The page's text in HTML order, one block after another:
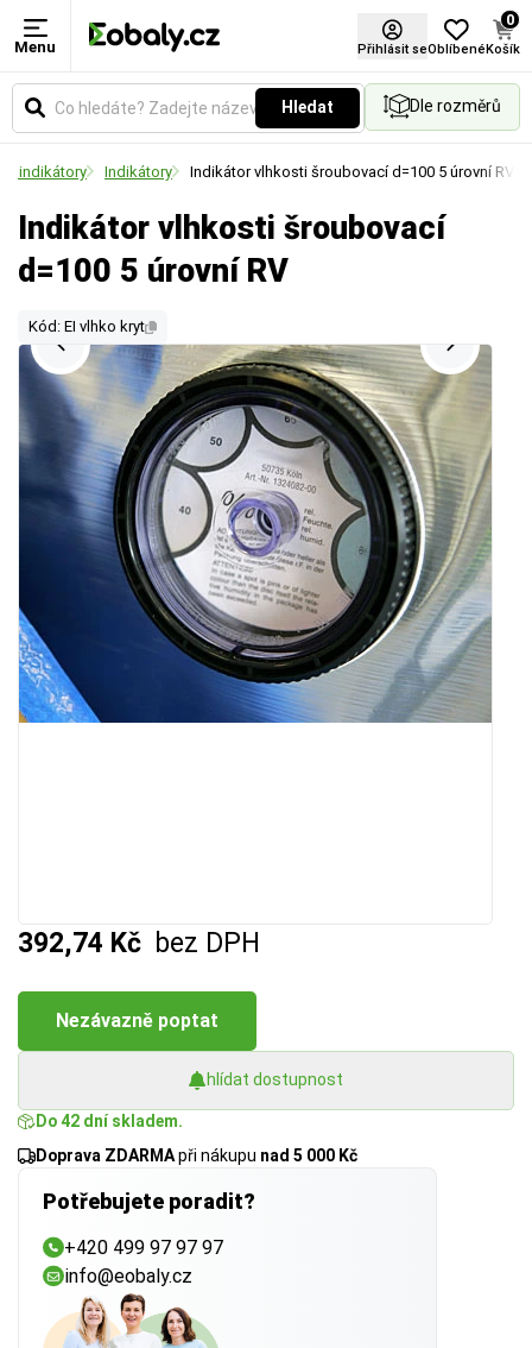
Menu Přihlásit seOblíbené
0
Košík
Hledat Dle rozměrů
a indikátory Indikátory Indikátor vlhkosti šroubovací d=100 5 úrovní RV
Indikátor vlhkosti šroubovací
d=100 5 úrovní RV
Kód: EI vlhko kryt
392,74 Kč bez DPH
Nezávazně poptat
hlídat dostupnost
Do 42 dní skladem.
Doprava ZDARMApři nákupu nad 5 000 Kč
Potřebujete poradit?
+420 499 97 97 97
info@eobaly.cz